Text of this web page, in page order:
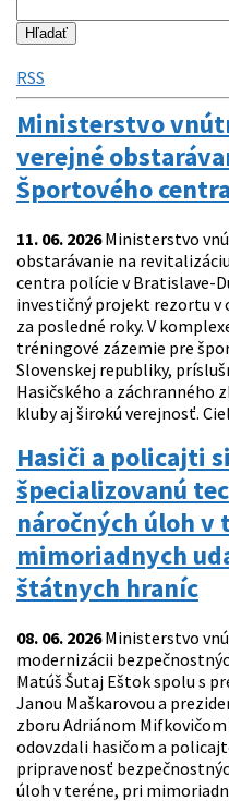
RSS
Ministerstvo
verejné
Športového
11. 06. 2026Ministerstvo
obstarávanie na
centra polície v Bratislave-
investičný projekt rezortu
za posledné roky. V
tréningové zázemie pre
Slovenskej republiky,
Hasičského a záchranného
kluby aj širokú verejnosť.
Hasiči a policajti
špecializovanú
náročných úloh v
mimoriadnych
štátnych hraníc
08. 06. 2026Ministerstvo
modernizácii
Matúš Šutaj Eštok spolu s
Janou Maškarovou a
zboru Adriánom Mifkovičom
odovzdali hasičom a
pripravenosť
úloh v teréne, pri